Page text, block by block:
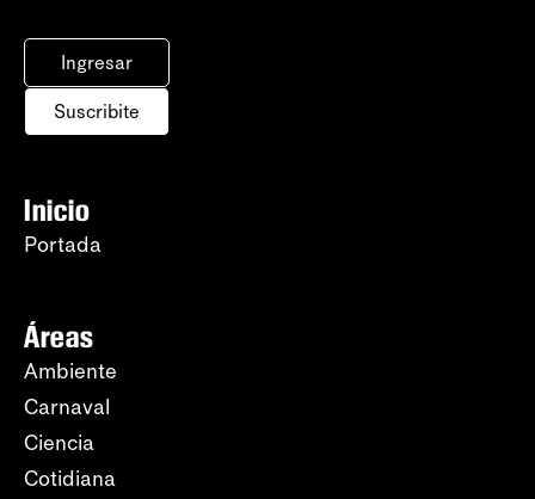
Ingresar
Suscribite
Inicio
Portada
Áreas
Ambiente
Carnaval
Ciencia
Cotidiana